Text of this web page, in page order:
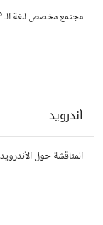
مجتمع مخصص للغة الـ PHP
أندرويد
المناقشة حول